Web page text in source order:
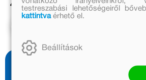
4 099 Ft 2 249 Ft
testreszabási lehetőségeiről
kattintvaérhető el.
Beállítások